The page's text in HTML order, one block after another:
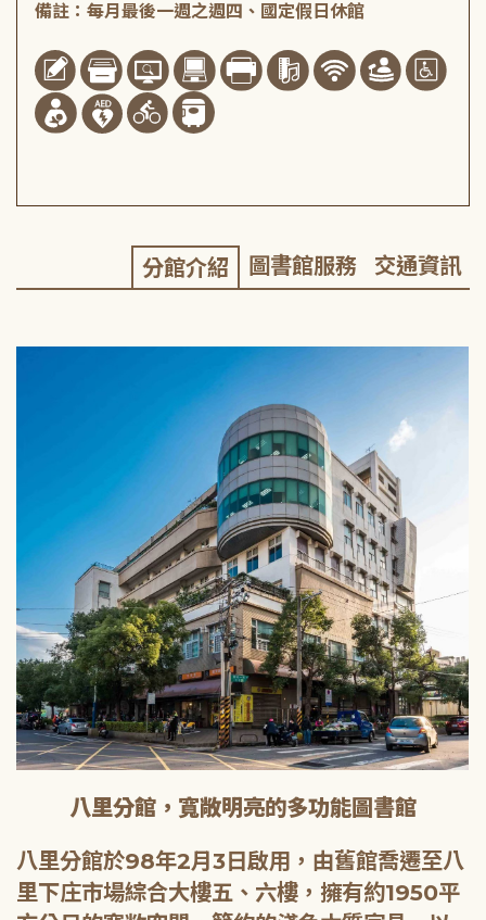
備註：每月最後一週之週四、國定假日休館
分館介紹 圖書館服務 交通資訊
八里分館，寬敞明亮的多功能圖書館
八里分館於98年2月3日啟用，由舊館喬遷至八
里下庄市場綜合大樓五、六樓，擁有約1950平